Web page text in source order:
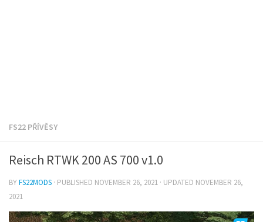
FS22 PŘÍVĚSY
Reisch RTWK 200 AS 700 v1.0
BYFS22MODS · PUBLISHED NOVEMBER 26, 2021 · UPDATED NOVEMBER 26,
2021